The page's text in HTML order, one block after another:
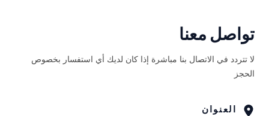
تواصل معنا
لا تتردد في الاتصال بنا مباشرة إذا كان لديك أي استفسار بخصوص
الحجز
العنوان